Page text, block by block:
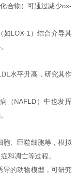
合物）可通过减少ox-
LOX-1）结合介导其
水平升高，研究其作
（NAFLD）中也发挥
、巨噬细胞等，模拟
和凋亡等过程。
的动物模型，可研究